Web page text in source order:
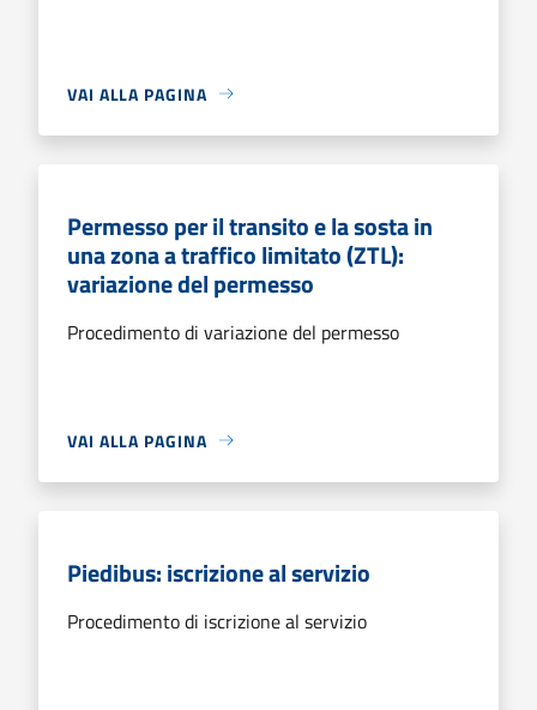
VAI ALLA PAGINA
Permesso per il transito e la sosta in
una zona a traffico limitato (ZTL):
variazione del permesso
Procedimento di variazione del permesso
VAI ALLA PAGINA
Piedibus: iscrizione al servizio
Procedimento di iscrizione al servizio